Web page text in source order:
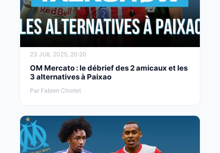
23 JUIL 2025, 20:20
OM Mercato : le débrief des 2 amicaux et les
3 alternatives à Paixao
Par Fabien Chorlet